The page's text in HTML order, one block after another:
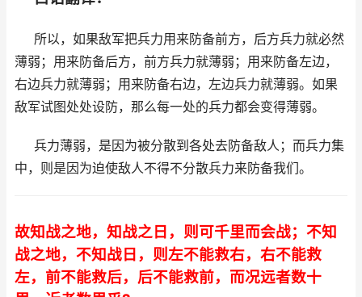
所以，如果敌军把兵力用来防备前方，后方兵力就必然
薄弱；用来防备后方，前方兵力就薄弱；用来防备左边，
右边兵力就薄弱；用来防备右边，左边兵力就薄弱。如果
敌军试图处处设防，那么每一处的兵力都会变得薄弱。
兵力薄弱，是因为被分散到各处去防备敌人；而兵力集
中，则是因为迫使敌人不得不分散兵力来防备我们。
故知战之地，知战之日，则可千里而会战；不知
战之地，不知战日，则左不能救右，右不能救
左，前不能救后，后不能救前，而况远者数十